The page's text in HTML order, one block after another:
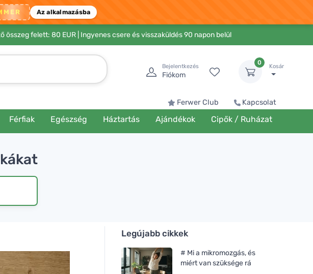
Az alkalmazásba
összeg felett: 80 EUR | Ingyenes csere és visszaküldés 90 napon belül
Bejelentkezés
Fiókom
0
Kosár
Ferwer Club Kapcsolat
Férfiak Egészség Háztartás Ajándékok Cipők / Ruházat
Legújabb cikkek
# Mi a mikromozgás, és
miért van szüksége rá